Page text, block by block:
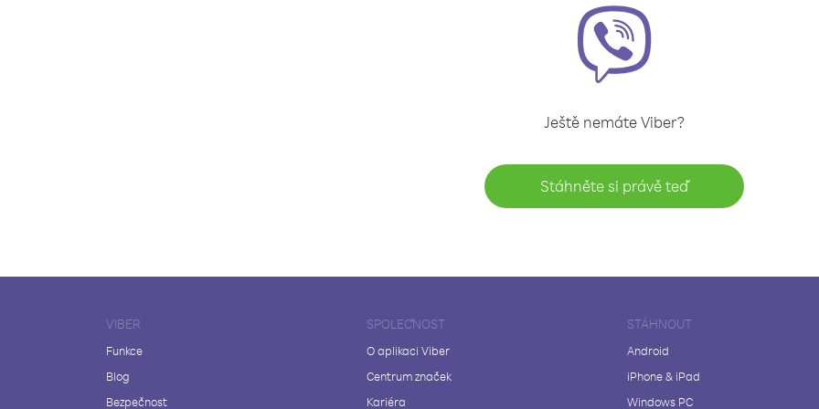
Ještě nemáte Viber?
Stáhněte si právě teď
VIBER
Funkce
Blog
Bezpečnost
SPOLEČNOST
O aplikaci Viber
Centrum značek
Kariéra
STÁHNOUT
Android
iPhone & iPad
Windows PC